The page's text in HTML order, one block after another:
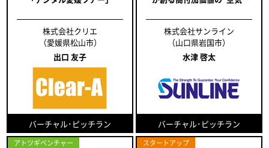
株式会社クリエ
（愛媛県松山市）
出口 友子
バーチャル･ピッチラン
株式会社サンライン
（山口県岩国市）
水津 啓太
バーチャル･ピッチラン
アトツギベンチャー スタートアップ